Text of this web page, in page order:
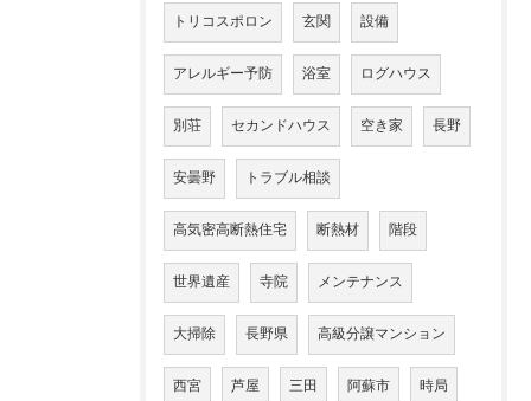
トリコスポロン 玄関 設備
アレルギー予防 浴室 ログハウス
別荘 セカンドハウス 空き家 長野
安曇野 トラブル相談
高気密高断熱住宅 断熱材 階段
世界遺産 寺院 メンテナンス
大掃除 長野県 高級分譲マンション
西宮 芦屋 三田 阿蘇市 時局